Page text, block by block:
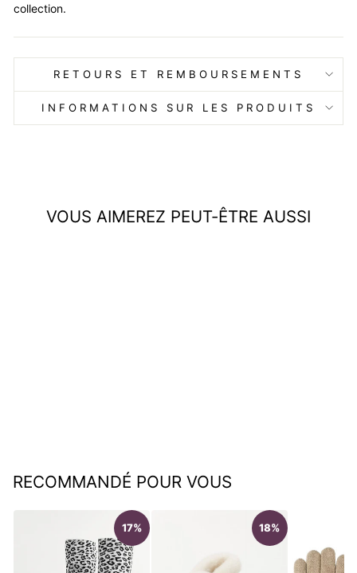
collection.
RETOURS ET REMBOURSEMENTS
INFORMATIONS SUR LES PRODUITS
VOUS AIMEREZ PEUT-ÊTRE AUSSI
RECOMMANDÉ POUR VOUS
17% 18%